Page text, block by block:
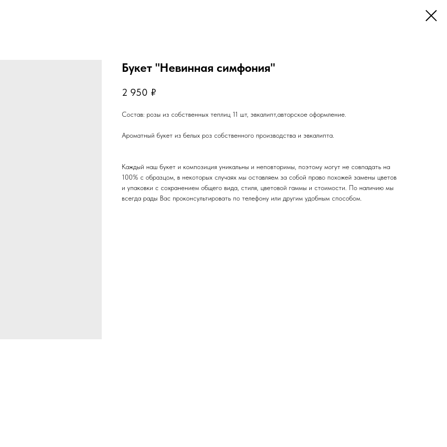
Букет "Невинная симфония"
2 950 ₽
Состав: розы из собственных теплиц 11 шт, эвкалипт,авторское оформление.
Ароматный букет из белых роз собственного производства и эвкалипта.
Каждый наш букет и композиция уникальны и неповторимы, поэтому могут не совпадать на
100% с образцом, в некоторых случаях мы оставляем за собой право похожей замены цветов
и упаковки с сохранением общего вида, стиля, цветовой гаммы и стоимости. По наличию мы
всегда рады Вас проконсультировать по телефону или другим удобным способом.